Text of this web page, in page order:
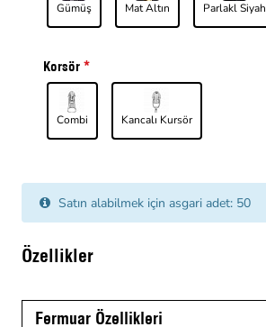
Gümüş Mat Altın Parlakl Siyah
Korsör
Combi Kancalı Kursör
Satın alabilmek için asgari adet: 50
Özellikler
Fermuar Özellikleri